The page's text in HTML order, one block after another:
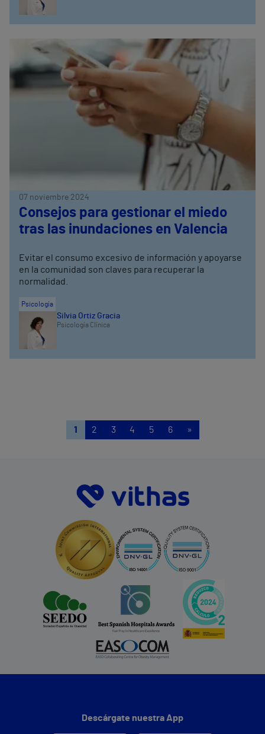
07 noviembre 2024
Consejos para gestionar el miedo
tras las inundaciones en Valencia
Evitar el consumo excesivo de información y apoyarse
en la comunidad son claves para recuperar la
normalidad.
Psicología
Silvia Ortiz Gracia
Psicología Clínica
1 2 3 4 5 6 »
Descárgate nuestra App